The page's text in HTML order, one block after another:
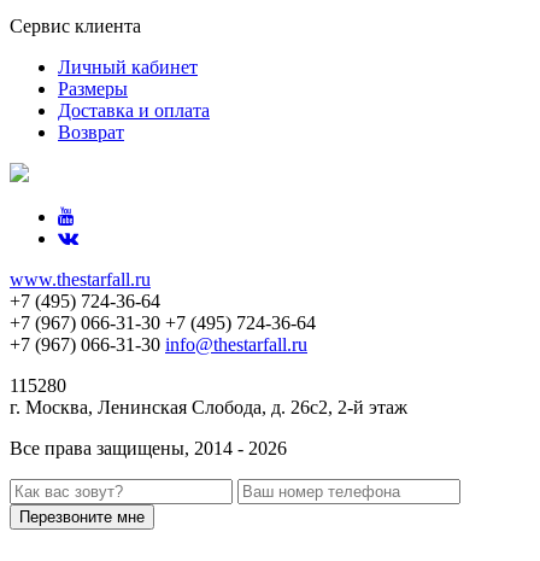
Сервис клиента
Личный кабинет
Размеры
Доставка и оплата
Возврат
www.thestarfall.ru
+7 (495) 724-36-64
+7 (967) 066-31-30 +7 (495) 724-36-64
+7 (967) 066-31-30 info@thestarfall.ru
115280
г. Москва, Ленинская Слобода, д. 26с2, 2-й этаж
Все права защищены, 2014 - 2026